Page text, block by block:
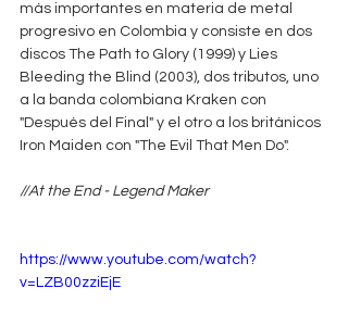
más importantes en materia de metal
progresivo en Colombia y consiste en dos
discos The Path to Glory (1999) y Lies
Bleeding the Blind (2003), dos tributos, uno
a la banda colombiana Kraken con
"Después del Final" y el otro a los británicos
Iron Maiden con "The Evil That Men Do".
//At the End - Legend Maker
https://www.youtube.com/watch?
v=LZB00zziEjE